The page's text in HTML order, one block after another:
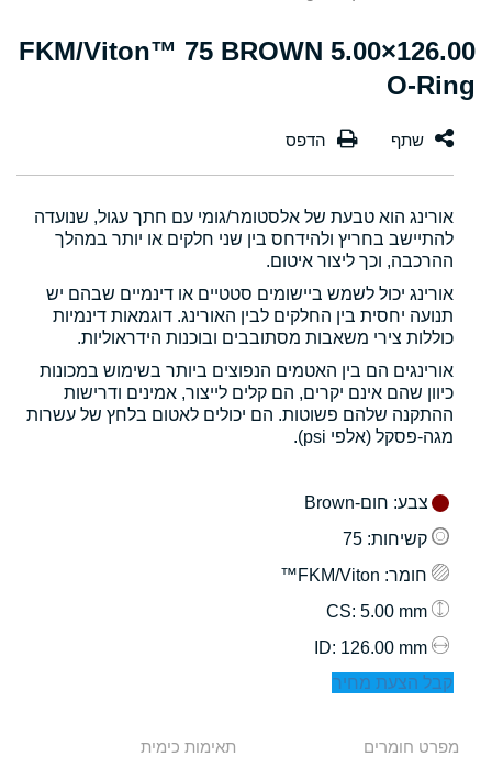
126.00×5.00 FKM/Viton™ 75 BROWN
O-Ring
אורינג הוא טבעת של אלסטומר/גומי עם חתך עגול, שנועדה
להתיישב בחריץ ולהידחס בין שני חלקים או יותר במהלך
ההרכבה, וכך ליצור איטום.
אורינג יכול לשמש ביישומים סטטיים או דינמיים שבהם יש
תנועה יחסית בין החלקים לבין האורינג. דוגמאות דינמיות
כוללות צירי משאבות מסתובבים ובוכנות הידראוליות.
אורינגים הם בין האטמים הנפוצים ביותר בשימוש במכונות
כיוון שהם אינם יקרים, הם קלים לייצור, אמינים ודרישות
ההתקנה שלהם פשוטות. הם יכולים לאטום בלחץ של עשרות
מגה-פסקל (אלפי psi).
צבע: חום-Brown
קשיחות: 75
חומר: FKM/Viton™
: 5.00 mm
: 126.00 mm
קבל הצעת מחיר
מפרט חומרים תאימות כימית